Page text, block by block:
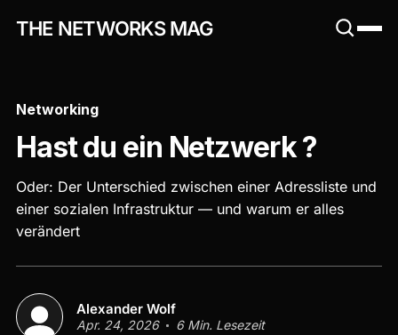
THE NETWORKS MAG
Networking
Hast du ein Netzwerk ?
Oder: Der Unterschied zwischen einer Adressliste und
einer sozialen Infrastruktur — und warum er alles
verändert
Alexander Wolf
Apr. 24, 2026 6 Min. Lesezeit